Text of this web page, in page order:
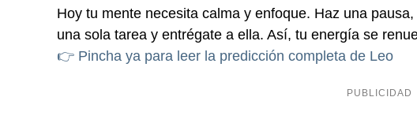
Hoy tu mente necesita calma y enfoque. Haz una
una sola tarea y entrégate a ella. Así, tu energía se
👉 Pincha ya para leer la predicción completa de Leo